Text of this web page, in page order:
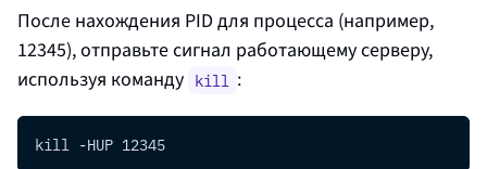
После нахождения PID для процесса (например,
12345), отправьте сигнал работающему серверу,
используя команду kill :
kill -HUP 12345